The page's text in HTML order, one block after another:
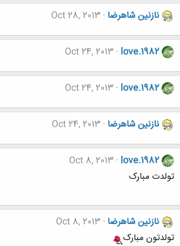
نازنین شاهرضا Oct 28, 2013
love.1982
Oct 24, 2013
love.1982
Oct 24, 2013
نازنین شاهرضا Oct 24, 2013
love.1982
Oct 8, 2013
تولدت مبارک
نازنین شاهرضا Oct 8, 2013
تولدتون مبارک